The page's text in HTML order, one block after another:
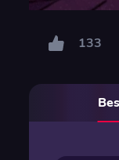
133